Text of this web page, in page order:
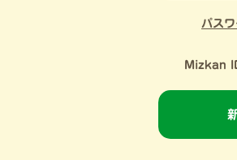
パス
Mizkan